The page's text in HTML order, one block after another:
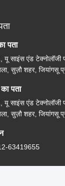
पता
साइंस एंड टेक्नोलॉजी
सुज़ौ शहर, जियांगसू
पता
साइंस एंड टेक्नोलॉजी
सुज़ौ शहर, जियांगसू
63419655